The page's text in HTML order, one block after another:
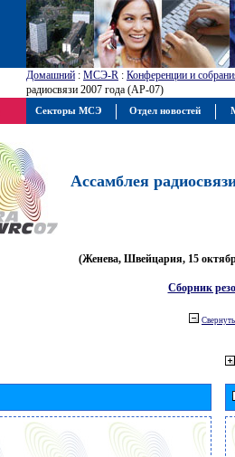
Домашний : МСЭ-R : Конференции и
радиосвязи 2007 года (АР-07)
Ассамблея
(Женева, Швейцария, 15
Сборник
Свернуть
Секторы МСЭ Отдел новостей